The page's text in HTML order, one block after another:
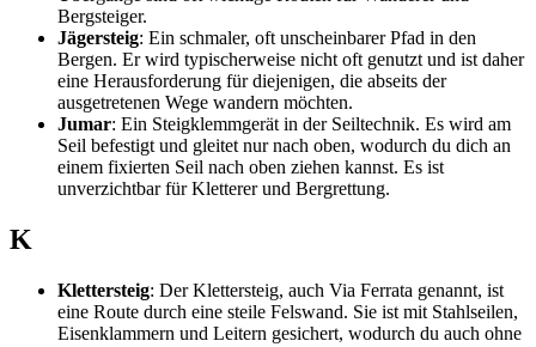
Bergsteiger.
Jägersteig: Ein schmaler, oft unscheinbarer Pfad in den
Bergen. Er wird typischerweise nicht oft genutzt und ist daher
eine Herausforderung für diejenigen, die abseits der
ausgetretenen Wege wandern möchten.
Jumar: Ein Steigklemmgerät in der Seiltechnik. Es wird am
Seil befestigt und gleitet nur nach oben, wodurch du dich an
einem fixierten Seil nach oben ziehen kannst. Es ist
unverzichtbar für Kletterer und Bergrettung.
K
Klettersteig: Der Klettersteig, auch Via Ferrata genannt, ist
eine Route durch eine steile Felswand. Sie ist mit Stahlseilen,
Eisenklammern und Leitern gesichert, wodurch du auch ohne